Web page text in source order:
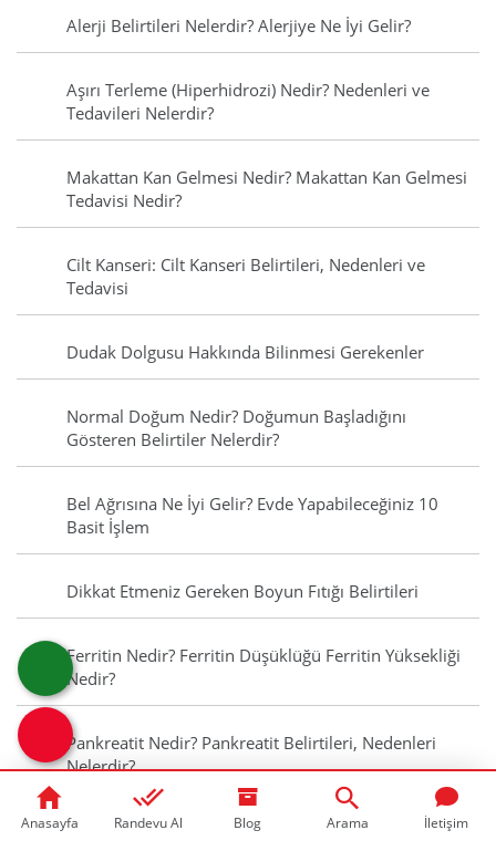
Alerji Belirtileri Nelerdir? Alerjiye Ne İyi Gelir?
Aşırı Terleme (Hiperhidrozi) Nedir? Nedenleri ve
Tedavileri Nelerdir?
Makattan Kan Gelmesi Nedir? Makattan Kan Gelmesi
Tedavisi Nedir?
Cilt Kanseri: Cilt Kanseri Belirtileri, Nedenleri ve
Tedavisi
Dudak Dolgusu Hakkında Bilinmesi Gerekenler
Normal Doğum Nedir? Doğumun Başladığını
Gösteren Belirtiler Nelerdir?
Bel Ağrısına Ne İyi Gelir? Evde Yapabileceğiniz 10
Basit İşlem
Dikkat Etmeniz Gereken Boyun Fıtığı Belirtileri
Ferritin Nedir? Ferritin Düşüklüğü Ferritin Yüksekliği
Nedir?
Pankreatit Nedir? Pankreatit Belirtileri, Nedenleri
Nelerdir?
Obsesif Kompulsif Bozukluk Nedir? Obsesif Belirtileri
Anasayfa Randevu Al Blog Arama İletişim